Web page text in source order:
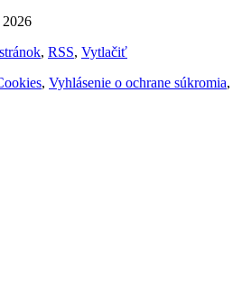
2026
, RSS, Vytlačiť
, Vyhlásenie o ochrane súkromia,